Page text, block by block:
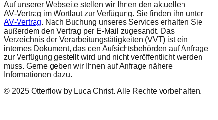
Auf unserer Webseite stellen wir Ihnen den aktuellen
AV‑Vertrag im Wortlaut zur Verfügung. Sie finden ihn unter
AV‑Vertrag. Nach Buchung unseres Services erhalten Sie
außerdem den Vertrag per E‑Mail zugesandt. Das
Verzeichnis der Verarbeitungstätigkeiten (VVT) ist ein
internes Dokument, das den Aufsichtsbehörden auf Anfrage
zur Verfügung gestellt wird und nicht veröffentlicht werden
muss. Gerne geben wir Ihnen auf Anfrage nähere
Informationen dazu.
© 2025 Otterflow by Luca Christ. Alle Rechte vorbehalten.